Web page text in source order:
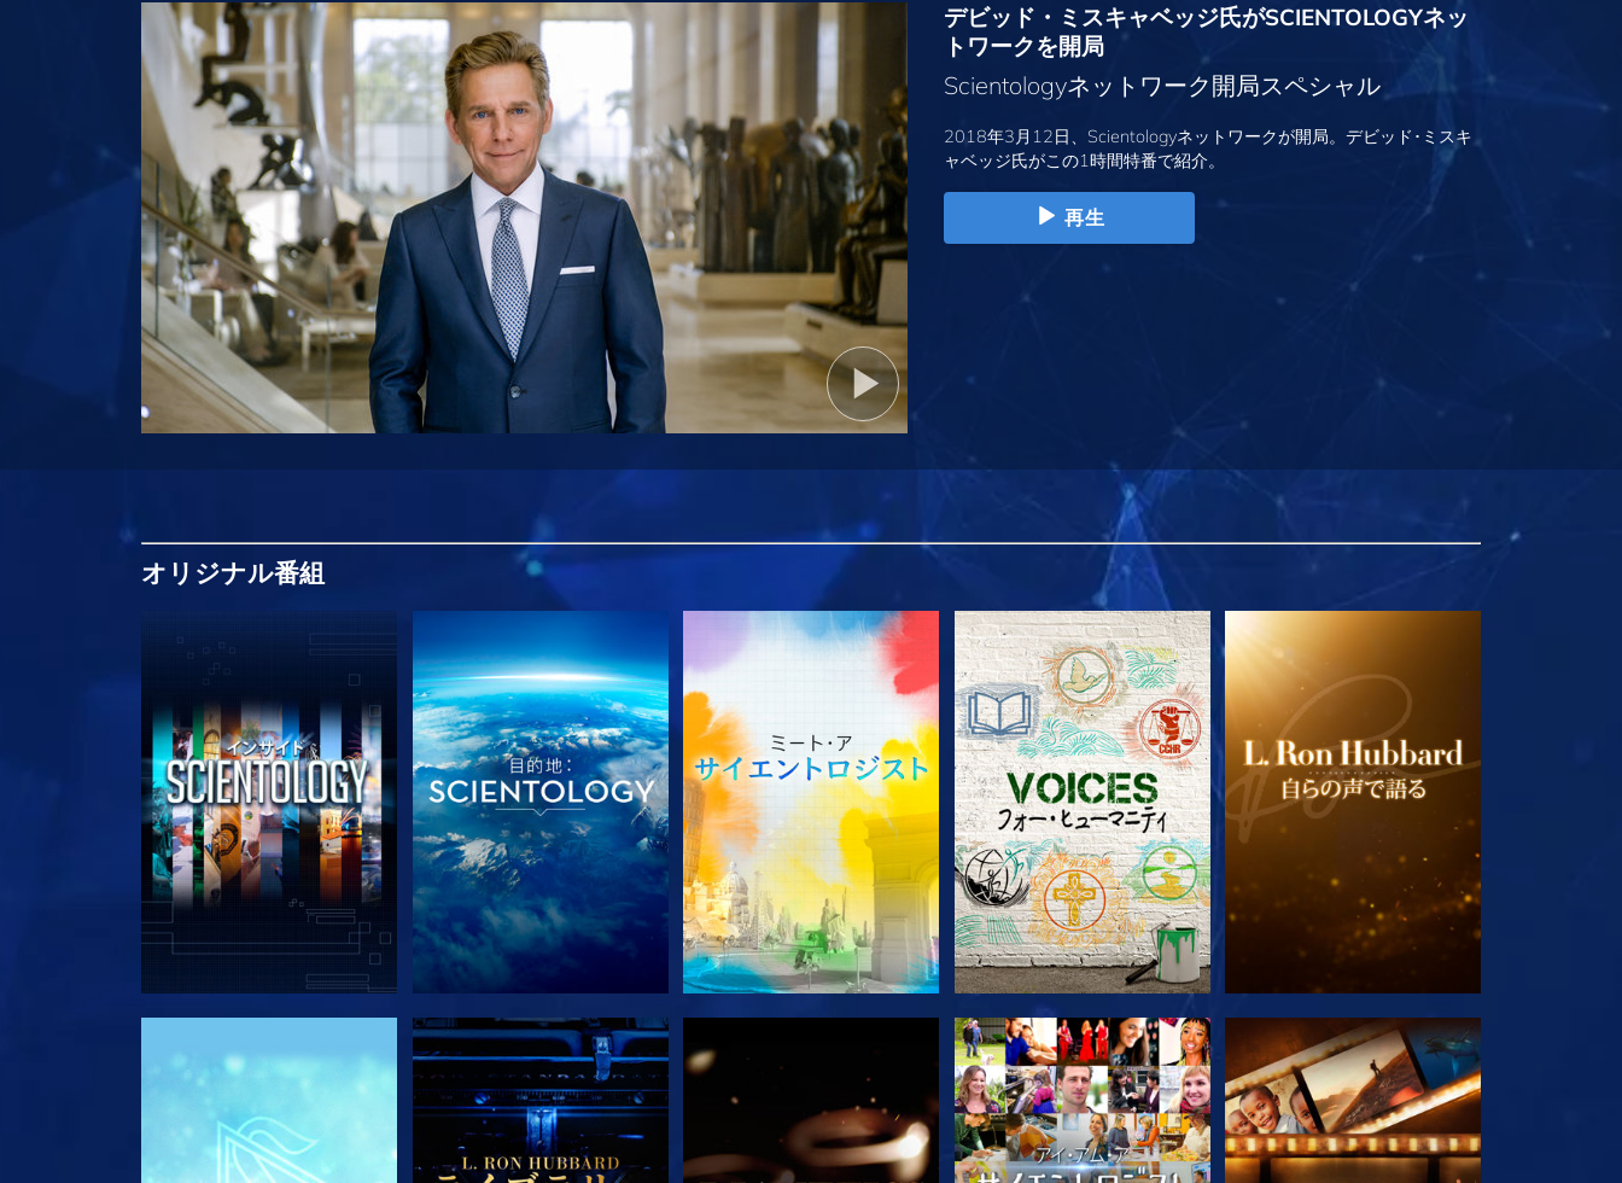
デビッド・ミスキャベッジ氏がSCIENTOLOGYネッ
トワークを開局
Scientologyネットワーク開局スペシャル
2018年3月12日、Scientologyネットワークが開局。デビッド･ミスキ
ャベッジ氏がこの1時間特番で紹介。
再生
オリジナル番組
シリーズを探求 シリーズを探求 シリーズを探求 シリーズを探求